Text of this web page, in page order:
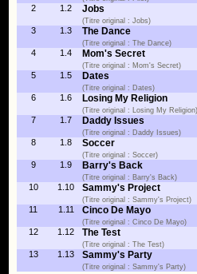
2
1.2 Jobs
(Titre original : Jobs)
3
1.3 The Dance
(Titre original : The Dance)
4
1.4 Mom's Secret
(Titre original : Mom's Secret)
5
1.5 Dates
(Titre original : Dates)
6
1.6 Losing My Religion
(Titre original : Losing My Religion)
7
1.7 Daddy Issues
(Titre original : Daddy Issues)
8
1.8 Soccer
(Titre original : Soccer)
9
1.9 Barry's Back
(Titre original : Barry's Back)
10
1.10 Sammy's Project
(Titre original : Sammy's Project)
11
1.11 Cinco De Mayo
(Titre original : Cinco De Mayo)
12
1.12 The Test
(Titre original : The Test)
13
1.13 Sammy's Party
(Titre original : Sammy's Party)